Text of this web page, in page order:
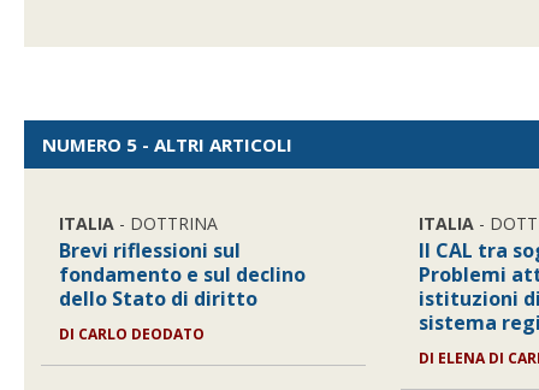
NUMERO 5 - ALTRI ARTICOLI
ITALIA - DOTTRINA
Brevi riflessioni sul
fondamento e sul declino
dello Stato di diritto
DI CARLO DEODATO
ITALIA -
Il CAL tra
Problemi
istituzioni
sistema
DI ELENA DI